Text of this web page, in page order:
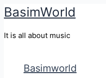
Gå
BasimWorld
It is all about music
Basimworld